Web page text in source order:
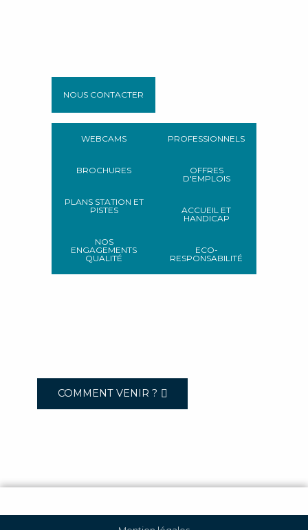
NOUS CONTACTER
WEBCAMS
BROCHURES
PLANS STATION ET
PISTES
NOS
ENGAGEMENTS
QUALITÉ
PROFESSIONNELS
OFFRES
D'EMPLOIS
ACCUEIL ET
HANDICAP
ECO-
RESPONSABILITÉ
COMMENT VENIR ?